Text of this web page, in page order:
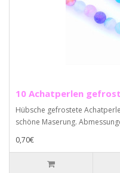
10 Achatperlen
Hübsche gefrostete
schöne Maserung.
0,70€